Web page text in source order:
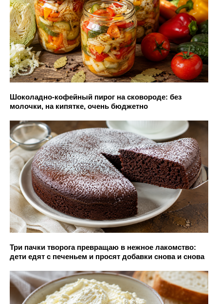
Шоколадно-кофейный пирог на сковороде: без
молочки, на кипятке, очень бюджетно
Три пачки творога превращаю в нежное лакомство:
дети едят с печеньем и просят добавки снова и снова